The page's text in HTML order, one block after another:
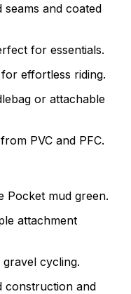
and coated
for essentials.
effortless riding.
or attachable
PVC and PFC.
Pocket mud green.
attachment
cycling.
construction and